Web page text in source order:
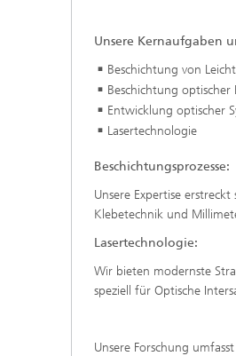
Unsere Kernaufgaben
Beschichtung von
Beschichtung optischer
Entwicklung optischer
Lasertechnologie
Beschichtungsprozesse:
Unsere Expertise
Klebetechnik und
Lasertechnologie:
Wir bieten modernste
speziell für Optische
Unsere Forschung